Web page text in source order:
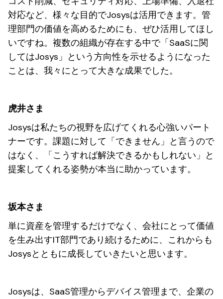
対応など、様々な目的でJosysは活用できます。管
理部門の価値を高めるためにも、ぜひ活用してほし
いですね。複数の組織が存在する中で「SaaSに関
してはJosys」という方向性を示せるようになった
ことは、我々にとって大きな成果でした。
虎井さま
Josysは私たちの視野を広げてくれる心強いパート
ナーです。課題に対して「できません」と言うので
はなく、「こうすれば解決できるかもしれない」と
提案してくれる姿勢が本当に助かっています。
坂本さま
単に資産を管理するだけでなく、会社にとって価値
を生み出すIT部門であり続けるために、これからも
Josysとともに成長していきたいと思います。
Josysは、SaaS管理からデバイス管理まで、企業の